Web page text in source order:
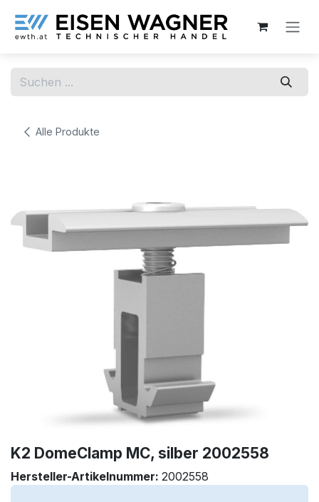
Alle Produkte
K2 DomeClamp MC, silber 2002558
Hersteller-Artikelnummer: 2002558